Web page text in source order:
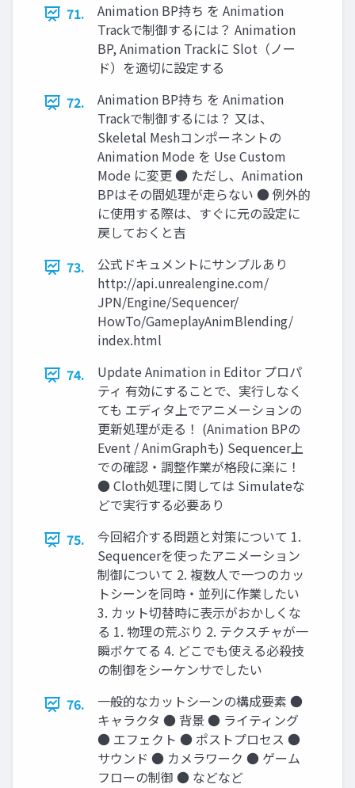
71.
Animation BP持ち を Animation
Trackで制御するには？ Animation
BP, Animation Trackに Slot（ノー
ド）を適切に設定する
72.
Animation BP持ち を Animation
Trackで制御するには？ 又は、
Skeletal Meshコンポーネントの
Animation Mode を Use Custom
Mode に変更 ● ただし、Animation
BPはその間処理が走らない ● 例外的
に使用する際は、すぐに元の設定に
戻しておくと吉
73.
公式ドキュメントにサンプルあり
http://api.unrealengine.com/
JPN/Engine/Sequencer/
HowTo/GameplayAnimBlending/
index.html
74.
Update Animation in Editor プロパ
ティ 有効にすることで、実行しなく
ても エディタ上でアニメーションの
更新処理が走る！ (Animation BPの
Event / AnimGraphも) Sequencer上
での確認・調整作業が格段に楽に！
● Cloth処理に関しては Simulateな
どで実行する必要あり
75.
今回紹介する問題と対策について 1.
Sequencerを使ったアニメーション
制御について 2. 複数人で一つのカッ
トシーンを同時・並列に作業したい
3. カット切替時に表示がおかしくな
る 1. 物理の荒ぶり 2. テクスチャが一
瞬ボケてる 4. どこでも使える必殺技
の制御をシーケンサでしたい
76.
一般的なカットシーンの構成要素 ●
キャラクタ ● 背景 ● ライティング
● エフェクト ● ポストプロセス ●
サウンド ● カメラワーク ● ゲーム
フローの制御 ● などなど